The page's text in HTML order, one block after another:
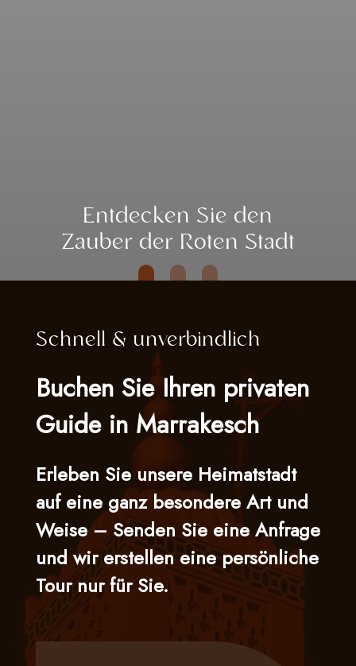
Home
Über uns
Entdecken Sie den
Zauber der Roten Stadt
Schnell & unverbindlich
Buchen Sie Ihren privaten
Guide in Marrakesch
Erleben Sie unsere Heimatstadt
auf eine ganz besondere Art und
Weise – Senden Sie eine Anfrage
und wir erstellen eine persönliche
Tour nur für Sie.